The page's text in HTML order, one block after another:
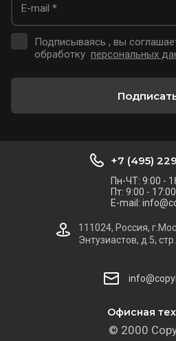
Подписываясь , вы
обработку персональных
Офисная
© 2000
+7 (495)
Пн-ЧТ: 9:00 -
Пт: 9:00 - 17:00
E-mail:
111024, Россия,
Энтузиастов, д.5,